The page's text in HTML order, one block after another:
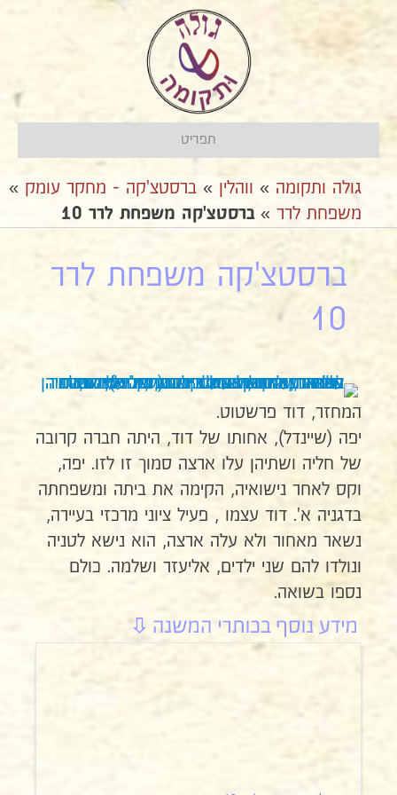
תפריט
גולה ותקומה » ווהלין » ברסטצ'קה - מחקר עומק »
משפחת לרר »ברסטצ'קה משפחת לרר 10
ברסטצ'קה משפחת לרר
10
המחזר, דוד פרשטוט.
יפה (שיינדל), אחותו של דוד, היתה חברה קרובה
של חליה ושתיהן עלו ארצה סמוך זו לזו. יפה,
וקס לאחר נישואיה, הקימה את ביתה ומשפחתה
בדגניה א'. דוד עצמו , פעיל ציוני מרכזי בעיירה,
נשאר מאחור ולא עלה ארצה, הוא נישא לטניה
ונולדו להם שני ילדים, אליעזר ושלמה. כולם
נספו בשואה.